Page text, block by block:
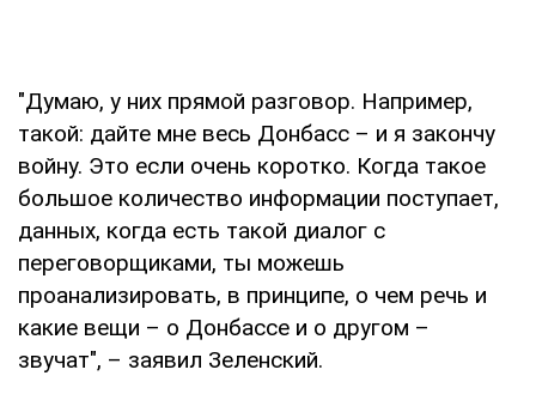
"Думаю, у них прямой разговор. Например,
такой: дайте мне весь Донбасс – и я закончу
войну. Это если очень коротко. Когда такое
большое количество информации поступает,
данных, когда есть такой диалог с
переговорщиками, ты можешь
проанализировать, в принципе, о чем речь и
какие вещи – о Донбассе и о другом –
звучат", – заявил Зеленский.